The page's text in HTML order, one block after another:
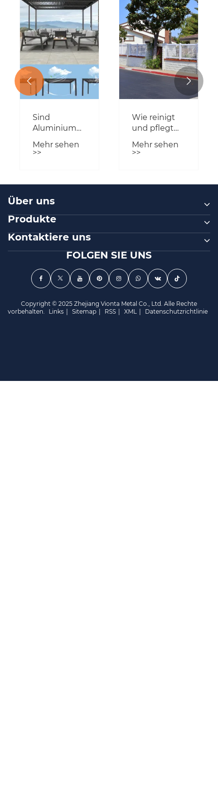
Sind
Aluminiumpergolen
bei starkem
Wind sicher?
Mehr sehen
>>
Wie reinigt
und pflegt
man
Vinylgeländer?
Mehr sehen
>>
 
Über uns
Produkte
Kontaktiere uns
FOLGEN SIE UNS
Copyright © 2025 Zhejiang Vionta Metal Co., Ltd. Alle Rechte
vorbehalten.
Links Sitemap RSS XML Datenschutzrichtlinie